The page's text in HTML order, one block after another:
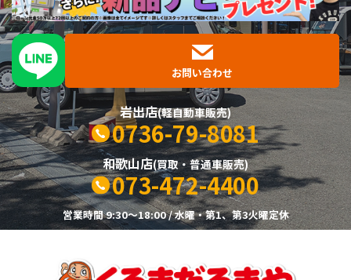
お問い合わせ
岩出店(軽自動車販売)
0736-79-8081
和歌山店(買取・普通車販売)
073-472-4400
営業時間 9:30～18:00 / 水曜・第1、第3火曜定休